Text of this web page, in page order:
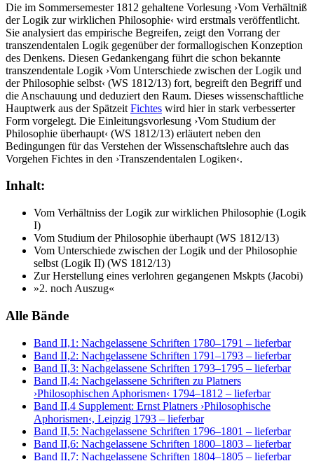
Die im Sommersemester 1812 gehaltene Vorlesung ›Vom Verhältniß
der Logik zur wirklichen Philosophie‹ wird erstmals veröffentlicht.
Sie analysiert das empirische Begreifen, zeigt den Vorrang der
transzendentalen Logik gegenüber der formallogischen Konzeption
des Denkens. Diesen Gedankengang führt die schon bekannte
transzendentale Logik ›Vom Unterschiede zwischen der Logik und
der Philosophie selbst‹ (WS 1812/13) fort, begreift den Begriff und
die Anschauung und deduziert den Raum. Dieses wissenschaftliche
Hauptwerk aus der Spätzeit Fichtes wird hier in stark verbesserter
Form vorgelegt. Die Einleitungsvorlesung ›Vom Studium der
Philosophie überhaupt‹ (WS 1812/13) erläutert neben den
Bedingungen für das Verstehen der Wissenschaftslehre auch das
Vorgehen Fichtes in den ›Transzendentalen Logiken‹.
Inhalt:
Vom Verhältniss der Logik zur wirklichen Philosophie (Logik
I)
Vom Studium der Philosophie überhaupt (WS 1812/13)
Vom Unterschiede zwischen der Logik und der Philosophie
selbst (Logik II) (WS 1812/13)
Zur Herstellung eines verlohren gegangenen Mskpts (Jacobi)
»2. noch Auszug«
Alle Bände
Band II,1: Nachgelassene Schriften 1780–1791 – lieferbar
Band II,2: Nachgelassene Schriften 1791–1793 – lieferbar
Band II,3: Nachgelassene Schriften 1793–1795 – lieferbar
Band II,4: Nachgelassene Schriften zu Platners
›Philosophischen Aphorismen‹ 1794–1812 – lieferbar
Band II,4 Supplement: Ernst Platners ›Philosophische
Aphorismen‹, Leipzig 1793 – lieferbar
Band II,5: Nachgelassene Schriften 1796–1801 – lieferbar
Band II,6: Nachgelassene Schriften 1800–1803 – lieferbar
Band II,7: Nachgelassene Schriften 1804–1805 – lieferbar